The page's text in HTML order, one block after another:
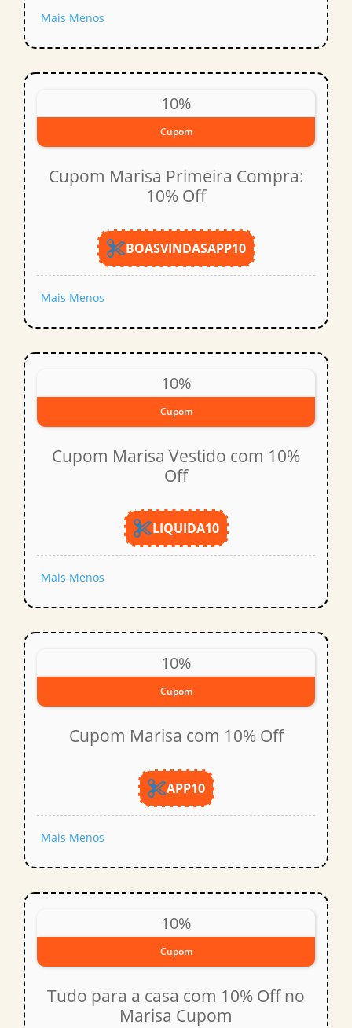
Mais Menos
10%
Cupom
Cupom Marisa Primeira Compra:
10% Off
BOASVINDASAPP10
Mais Menos
10%
Cupom
Cupom Marisa Vestido com 10%
Off
LIQUIDA10
Mais Menos
10%
Cupom
Cupom Marisa com 10% Off
APP10
Mais Menos
10%
Cupom
Tudo para a casa com 10% Off no
Marisa Cupom